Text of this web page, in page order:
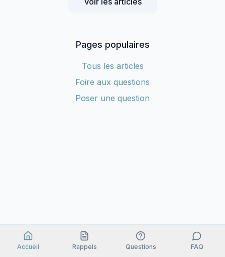
Pages populaires
Tous les articles
Foire aux questions
Poser une question
Accueil Rappels Questions FAQ